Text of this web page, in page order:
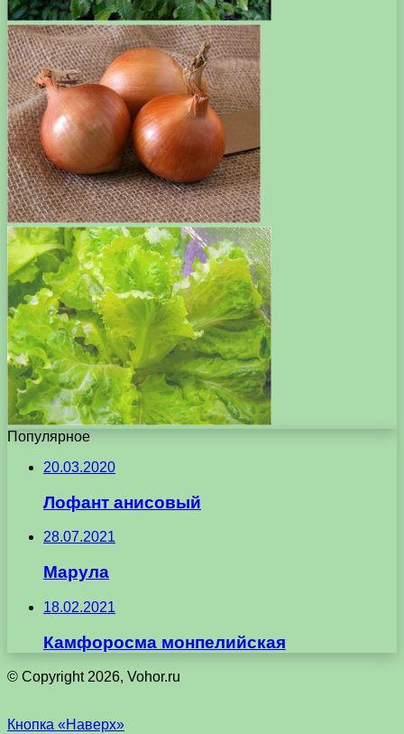
Популярное
20.03.2020
Лофант анисовый
28.07.2021
Марула
18.02.2021
Камфоросма монпелийская
© Copyright 2026, Vohor.ru
Кнопка «Наверх»